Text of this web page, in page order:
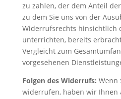
zu zahlen, der dem Anteil
zu dem Sie uns von der
Widerrufsrechts hinsichtlich
unterrichten, bereits
Vergleicht zum
vorgesehenen
Folgen des Widerrufs: Wenn
widerrufen, haben wir Ihnen